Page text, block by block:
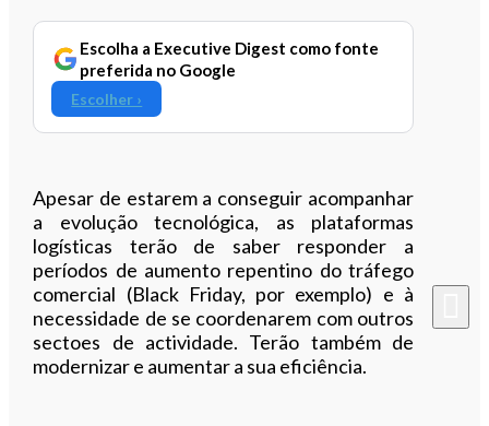
Escolha a Executive Digest como fonte
preferida no Google
Escolher ›
Apesar de estarem a conseguir acompanhar
a evolução tecnológica, as plataformas
logísticas terão de saber responder a
períodos de aumento repentino do tráfego
comercial (Black Friday, por exemplo) e à
necessidade de se coordenarem com outros
sectoes de actividade. Terão também de
modernizar e aumentar a sua eficiência.